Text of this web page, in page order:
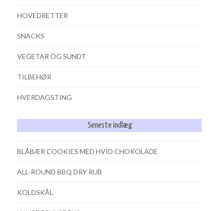
HOVEDRETTER
SNACKS
VEGETAR OG SUNDT
TILBEHØR
HVERDAGSTING
Seneste indlæg
BLÅBÆR COOKIES MED HVID CHOKOLADE
ALL-ROUND BBQ DRY RUB
KOLDSKÅL